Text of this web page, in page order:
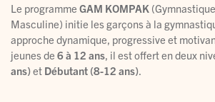
Le programme GAM KOMPAK
Masculine) initie les garçons à la
approche dynamique, progressive et
jeunes de 6 à 12 ans , il est offert en deux
ans)et Débutant (8-12 ans)